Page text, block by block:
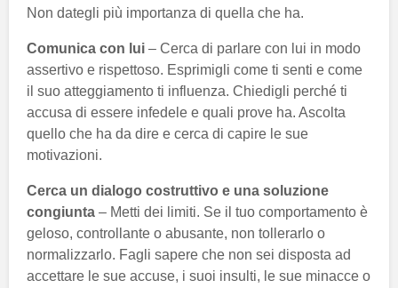
Non dategli più importanza di quella che ha.
Comunica con lui – Cerca di parlare con lui in modo
assertivo e rispettoso. Esprimigli come ti senti e come
il suo atteggiamento ti influenza. Chiedigli perché ti
accusa di essere infedele e quali prove ha. Ascolta
quello che ha da dire e cerca di capire le sue
motivazioni.
Cerca un dialogo costruttivo e una soluzione
congiunta – Metti dei limiti. Se il tuo comportamento è
geloso, controllante o abusante, non tollerarlo o
normalizzarlo. Fagli sapere che non sei disposta ad
accettare le sue accuse, i suoi insulti, le sue minacce o